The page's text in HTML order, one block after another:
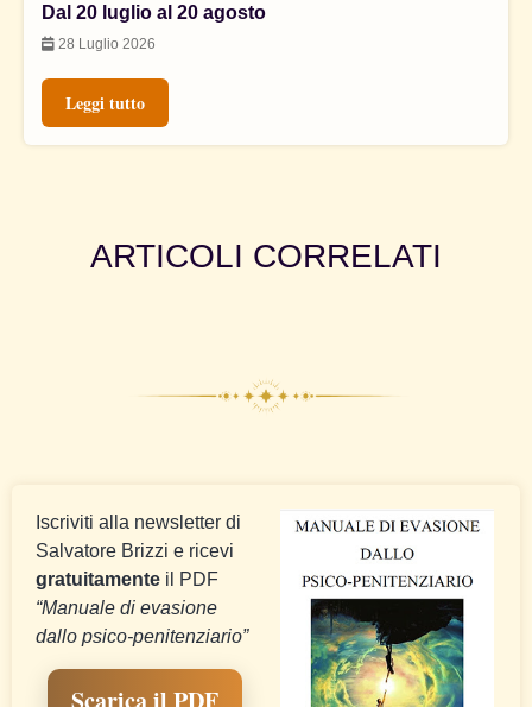
Dal 20 luglio al 20 agosto
28 Luglio 2026
Leggi tutto
ARTICOLI CORRELATI
Iscriviti alla newsletter di
Salvatore Brizzi e ricevi
gratuitamente il PDF
“Manuale di evasione
dallo psico-penitenziario”
Scarica il PDF